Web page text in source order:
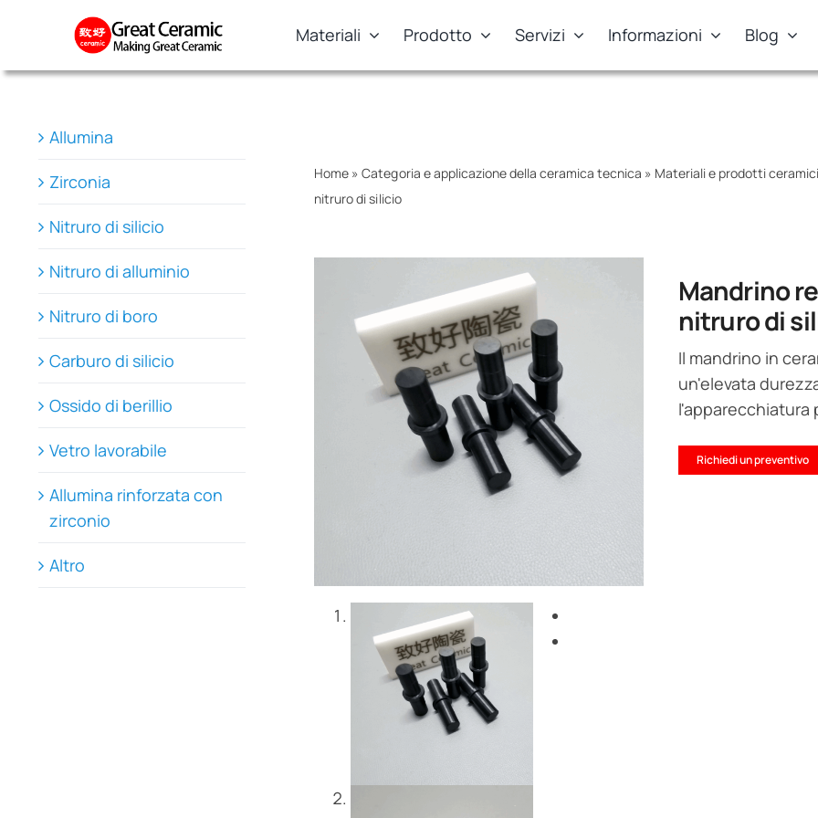
Materiali Prodotto Servizi Informazioni Blog
Home »Categoria e applicazione della ceramica tecnica » Materiali e prodotti
nitruro di silicio
Mandrino
nitruro di
Il mandrino in
un'elevata
l'apparecchiatura
Richiedi un preventivo
Allumina
Zirconia
Nitruro di silicio
Nitruro di alluminio
Nitruro di boro
Carburo di silicio
Ossido di berillio
Vetro lavorabile
Allumina rinforzata con
zirconio
Altro